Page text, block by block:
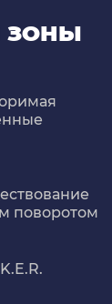
ЗОНЫ
поворотом